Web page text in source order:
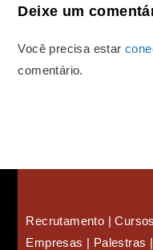
Deixe um
Você precisa estar
comentário.
Recrutamento |
Empresas | Palestras